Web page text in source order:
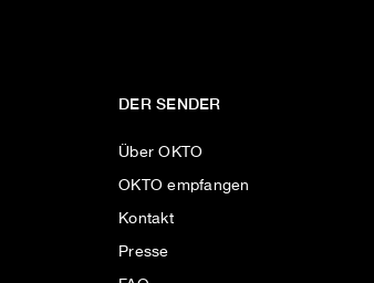
DER SENDER
Über OKTO
OKTO empfangen
Kontakt
Presse